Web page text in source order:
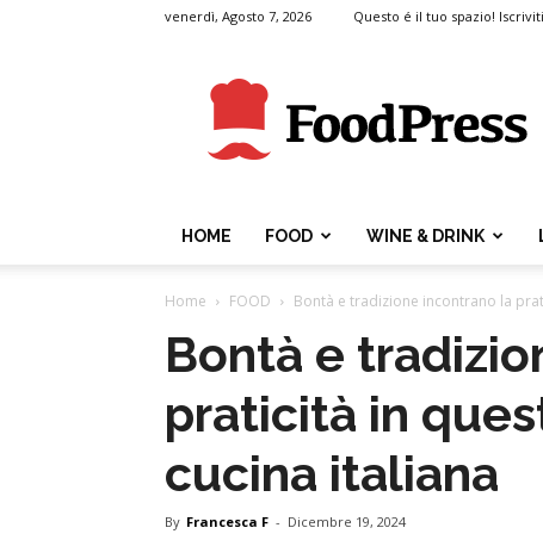
venerdì, Agosto 7, 2026 Questo é il tuo spazio!
FoodPress
HOME FOOD WINE & DRINK
Home FOOD Bontà e tradizione incontrano la
Bontà e
praticità in
cucina italiana
By Francesca F - Dicembre 19, 2024